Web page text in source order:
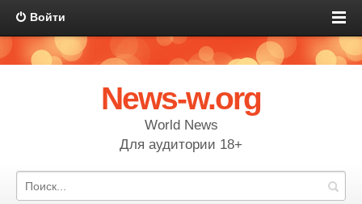
Войти
News-w.org
World News
Для аудитории 18+